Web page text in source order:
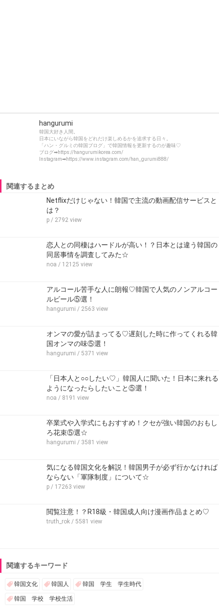
hangurumi
韓国大好き人間。
日本にいながら韓国をどれだけ楽しめるかを追求する日々。
「ハン・グルミの韓国ブログ」で韓国情報を更新するのが趣味♡
ブログ➡https://hangurumikorea.com/
Instagram➡https://www.instagram.com/han_gurumi888/
関連するまとめ
Netflixだけじゃない！韓国で主流の動画配信サービスと
は？
p / 2792 view
恋人との同棲はハードルが高い！？日本とは違う韓国の
同居事情を調査してみた☆
noa / 12125 view
アルコール苦手な人に朗報♡韓国で人気のノンアルコー
ルビール⑤選！
hangurumi / 2563 view
オンマの愛が詰まってる♡遅刻した時に作ってくれる韓
国オンマの味⑤選！
hangurumi / 5371 view
「日本人と○○したい♡」韓国人に聞いた！日本に来れる
ようになったらしたいこと⑤選！
noa / 8191 view
卒業式や入学式にもおすすめ！クセが強い韓国のおもし
ろ花束⑤選☆
hangurumi / 3581 view
気になる韓国文化を解説！韓国男子が必ず行かなければ
ならない「軍隊制度」について☆
p / 17263 view
閲覧注意！？R18級・韓国成人向け漫画作品まとめ♡
truth_rok / 5581 view
関連するキーワード
韓国文化 韓国人 韓国 学生 学生時代
韓国 学校 学校生活